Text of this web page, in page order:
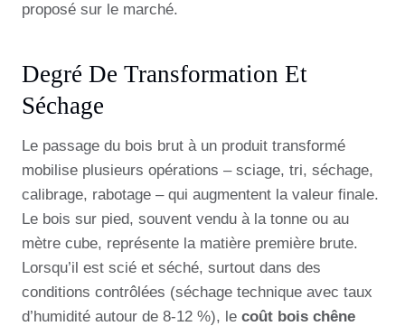
proposé sur le marché.
Degré De Transformation Et
Séchage
Le passage du bois brut à un produit transformé
mobilise plusieurs opérations – sciage, tri, séchage,
calibrage, rabotage – qui augmentent la valeur finale.
Le bois sur pied, souvent vendu à la tonne ou au
mètre cube, représente la matière première brute.
Lorsqu’il est scié et séché, surtout dans des
conditions contrôlées (séchage technique avec taux
d’humidité autour de 8-12 %), le coût bois chêne